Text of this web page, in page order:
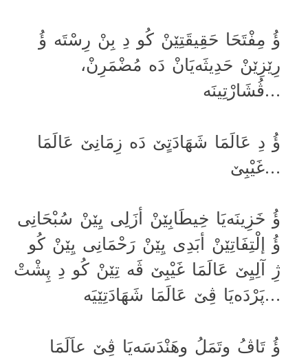
ؤُ مِفْتَحَا حَقِیقَتِێنْ کُو دِ بِنْ رِسْتَە ؤُ
رِێزِێنْ حَدِیثَەیَانْ دَە مُضْمَرِنْ،
ڤُشَارْتِینَە…
ؤُ دِ عَالَمَا شَهَادَتٍێ دَە زِمَانِێ عَالَمَا
غَیْبِێ…
ؤُ خَزِینَەیَا خِیطَابِێنْ أزَلِی یِێنْ سُبْحَانِی
ؤُ إلْتِفَاتِێنْ أبَدِی یِێنْ رَحْمَانِی یِێنْ کُو
ژِ آلِیِێ عَالَمَا غَیْبِێ ڤَە تِێنْ کُو دِ پِشْتْ
پَرْدَەیَا ڤِێ عَالَمَا شَهَادَتِێیَە…
ؤُ تَاڤُ وتَمَلُ وهَنْدَسَەیَا ڤِێ عاَلَمَا